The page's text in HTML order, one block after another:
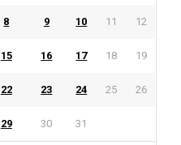
8 9 10 11 12
15 16 17 18 19
22 23 24 25 26
29 30 31